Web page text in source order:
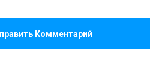
Комментарий